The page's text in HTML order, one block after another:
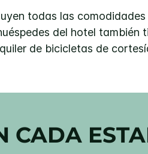
todas las
del hotel también
de bicicletas de
CADA